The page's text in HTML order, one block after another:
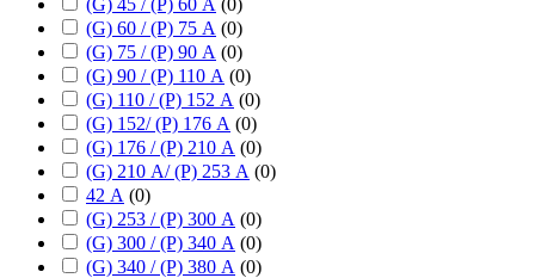
(G) 60 / (P) 75 А (0)
(G) 75 / (P) 90 А (0)
(G) 90 / (P) 110 А (0)
(G) 110 / (P) 152 А (0)
(G) 152/ (P) 176 А (0)
(G) 176 / (P) 210 А (0)
(G) 210 А/ (P) 253 А (0)
42 А (0)
(G) 253 / (P) 300 А (0)
(G) 300 / (P) 340 А (0)
(G) 340 / (P) 380 А (0)